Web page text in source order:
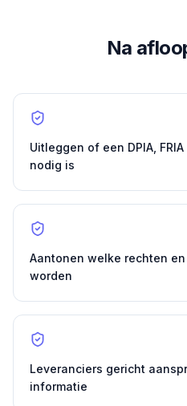
Na
Uitleggen of een DPIA,
nodig is
Aantonen welke rechten
worden
Leveranciers gericht
informatie